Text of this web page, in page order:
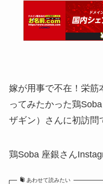
嫁が用事で不在！栄筋
ってみたかった鶏
ザギン）さんに初訪問
鶏Soba 座銀さん
あわせて読みたい